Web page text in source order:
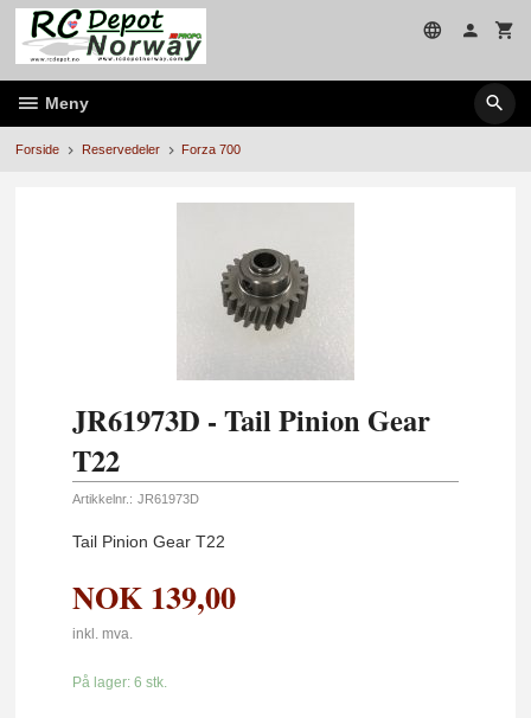
Gå
innholdet
Meny
Forside Reservedeler Forza 700
JR61973D - Tail Pinion Gear
T22
Artikkelnr.: JR61973D
Tail Pinion Gear T22
NOK 139,00
inkl. mva.
På lager: 6 stk.